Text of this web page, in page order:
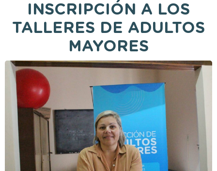
INSCRIPCIÓN A LOS
TALLERES DE ADULTOS
MAYORES